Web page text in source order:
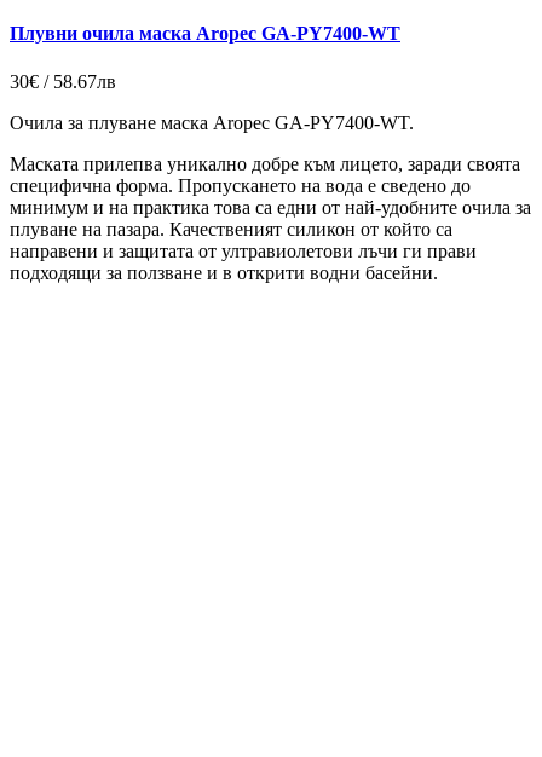
Плувни очила маска Aropec GA-PY7400-WT
30€ / 58.67лв
Очила за плуване маска Aropec GA-PY7400-WT.
Маската прилепва уникално добре към лицето, заради своята
специфична форма. Пропускането на вода е сведено до
минимум и на практика това са едни от най-удобните очила за
плуване на пазара. Качественият силикон от който са
направени и защитата от ултравиолетови лъчи ги прави
подходящи за ползване и в открити водни басейни.